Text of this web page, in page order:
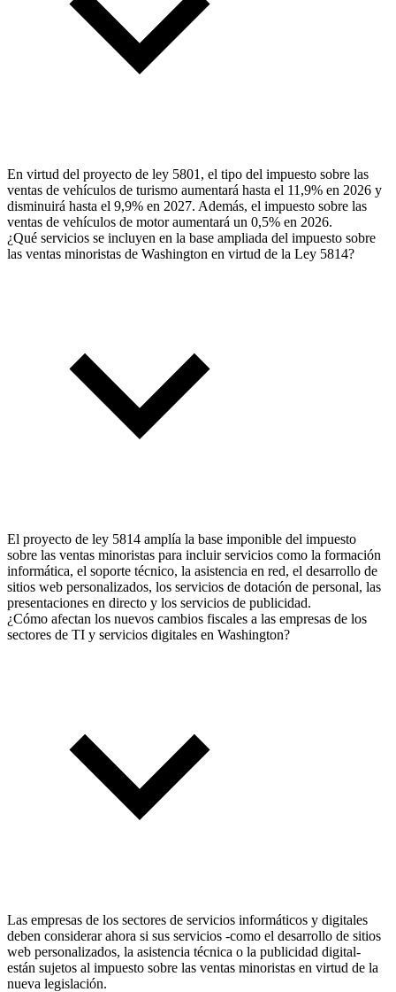
En virtud del proyecto de ley 5801, el tipo del impuesto sobre las
ventas de vehículos de turismo aumentará hasta el 11,9% en 2026 y
disminuirá hasta el 9,9% en 2027. Además, el impuesto sobre las
ventas de vehículos de motor aumentará un 0,5% en 2026.
¿Qué servicios se incluyen en la base ampliada del impuesto sobre
las ventas minoristas de Washington en virtud de la Ley 5814?
El proyecto de ley 5814 amplía la base imponible del impuesto
sobre las ventas minoristas para incluir servicios como la formación
informática, el soporte técnico, la asistencia en red, el desarrollo de
sitios web personalizados, los servicios de dotación de personal, las
presentaciones en directo y los servicios de publicidad.
¿Cómo afectan los nuevos cambios fiscales a las empresas de los
sectores de TI y servicios digitales en Washington?
Las empresas de los sectores de servicios informáticos y digitales
deben considerar ahora si sus servicios -como el desarrollo de sitios
web personalizados, la asistencia técnica o la publicidad digital-
están sujetos al impuesto sobre las ventas minoristas en virtud de la
nueva legislación.